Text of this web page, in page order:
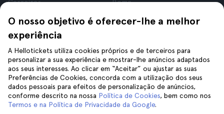
O nosso objetivo é oferecer-lhe a melhor
experiência
A Hellotickets utiliza cookies próprios e de terceiros para
personalizar a sua experiência e mostrar-lhe anúncios adaptados
aos seus interesses. Ao clicar em “Aceitar” ou ajustar as suas
Preferências de Cookies, concorda com a utilização dos seus
dados pessoais para efeitos de personalização de anúncios,
conforme descrito na nossa Política de Cookies, bem como nos
Termos e na Política de Privacidade da Google.
Carreiras
Avaliações
Privacidade
Termos e Condições
Aviso Legal
Cookies
Roma
Londres
Cracóvia
Tenerife
Ajuda
Siga-nos